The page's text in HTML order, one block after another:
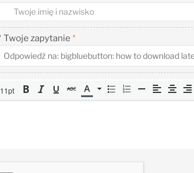
Twoje zapytanie *
11pt